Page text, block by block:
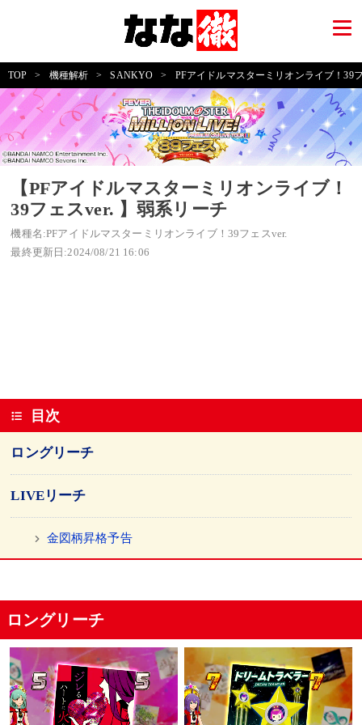
TOP > 機種解析 > SANKYO > PFアイドルマスターミリオンライブ！39
【PFアイドルマスターミリオンライブ！
39フェスver. 】弱系リーチ
機種名:PFアイドルマスターミリオンライブ！39フェスver.
最終更新日:2024/08/21 16:06
目次
ロングリーチ
LIVEリーチ
金図柄昇格予告
ロングリーチ